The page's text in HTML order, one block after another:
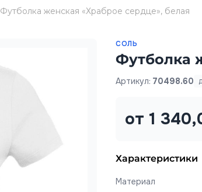
Футболка женская «Храброе сердце», белая
СОЛЬ
Футболка
Артикул: 70498.60
от 1
Характеристики
Материал